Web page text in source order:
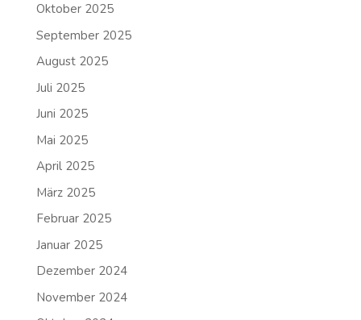
Oktober 2025
September 2025
August 2025
Juli 2025
Juni 2025
Mai 2025
April 2025
März 2025
Februar 2025
Januar 2025
Dezember 2024
November 2024